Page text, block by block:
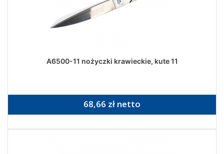
A6500-11 nożyczki krawieckie, kute 11
68,66 zł netto